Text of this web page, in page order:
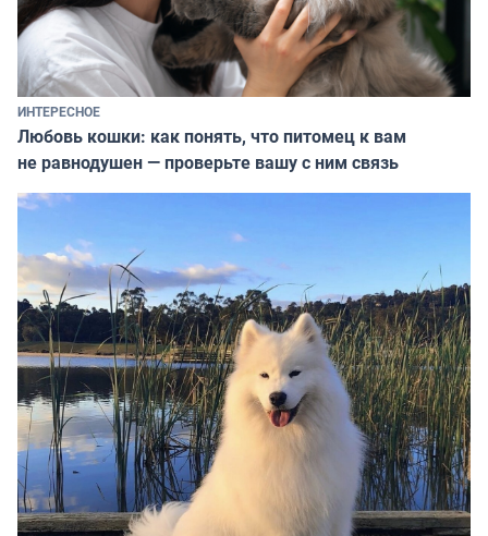
ИНТЕРЕСНОЕ
Любовь кошки: как понять, что питомец к вам
не равнодушен — проверьте вашу с ним связь